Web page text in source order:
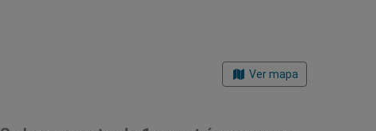
Ver mapa